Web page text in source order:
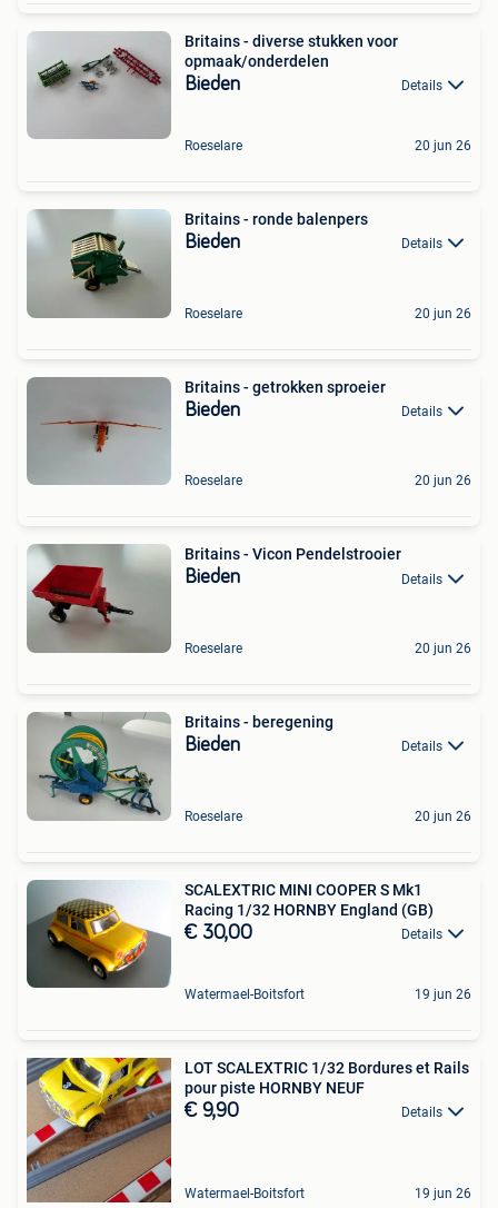
Britains - diverse stukken voor
opmaak/onderdelen
Bieden Details
Roeselare 20 jun 26
Britains - ronde balenpers
Bieden Details
Roeselare 20 jun 26
Britains - getrokken sproeier
Bieden Details
Roeselare 20 jun 26
Britains - Vicon Pendelstrooier
Bieden Details
Roeselare 20 jun 26
Britains - beregening
Bieden Details
Roeselare 20 jun 26
SCALEXTRIC MINI COOPER S Mk1
Racing 1/32 HORNBY England (GB)
€ 30,00 Details
Watermael-Boitsfort 19 jun 26
LOT SCALEXTRIC 1/32 Bordures et Rails
pour piste HORNBY NEUF
€ 9,90 Details
Watermael-Boitsfort 19 jun 26